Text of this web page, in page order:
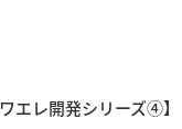
エレ開発シリーズ④】